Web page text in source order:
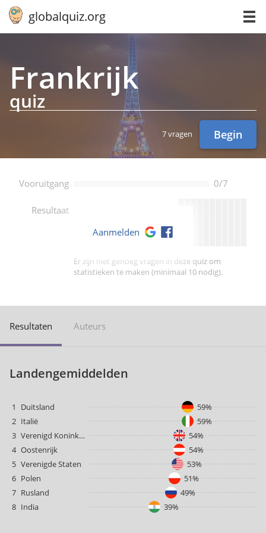
globalquiz.org
Frank­rijk
quiz
7 vragen Begin
Vooruitgang 0/7
Resultaat --
Er zijn niet genoeg vragen in deze quiz om
statistieken te maken (minimaal 10 nodig).
Aanmelden
Resultaten Auteurs
Landengemiddelden
1 Duitsland
59%
2 Italië
59%
3
Verenigd Koninkrijk
54%
4 Oostenrijk
54%
5 Verenigde Staten
53%
6 Polen
51%
7 Rusland
49%
8 India 39%